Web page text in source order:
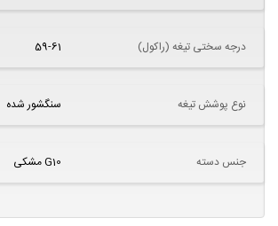
درجه سختی تیغه (راکول) 59-61
نوع پوشش تیغه سنگشور شده
جنس دسته G10 مشکی